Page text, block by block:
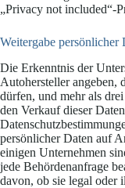
„Privacy not included“-
Weitergabe persönlicher
Die Erkenntnis der
Autohersteller angeben,
dürfen, und mehr als
den Verkauf dieser
persönlicher Daten auf
einigen Unternehmen
jede Behördenanfrage
davon, ob sie legal oder